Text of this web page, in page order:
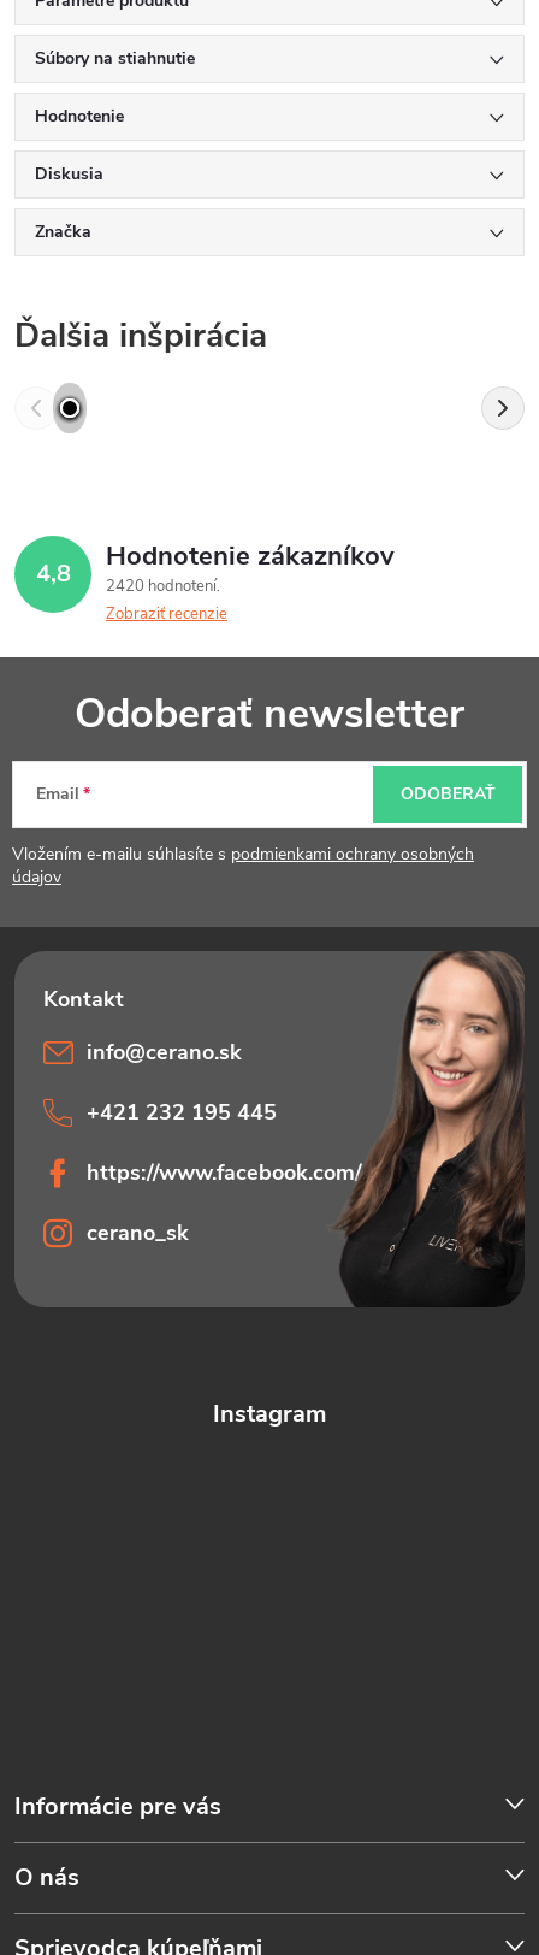
Súbory na stiahnutie
Hodnotenie
Diskusia
Značka
Ďalšia inšpirácia
4,8 Hodnotenie zákazníkov
2420 hodnotení
Zobraziť recenzie
p
ä
i
e
Odoberať newsletter
Email
Vložením e-mailu súhlasíte s podmienkami ochrany osobných
údajov
ODOBERAŤ
Instagram
Informácie pre vás
O nás
Sprievodca kúpeľňami
info@cerano.sk
+421 232 195 445
https://www.facebook.com/ceranosk
cerano_sk